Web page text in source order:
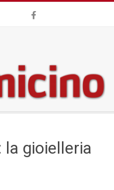
la gioielleria